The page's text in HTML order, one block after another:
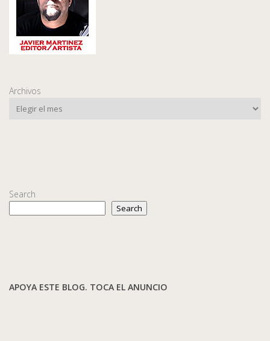
Archivos
Search
Search
APOYA ESTE BLOG. TOCA EL ANUNCIO